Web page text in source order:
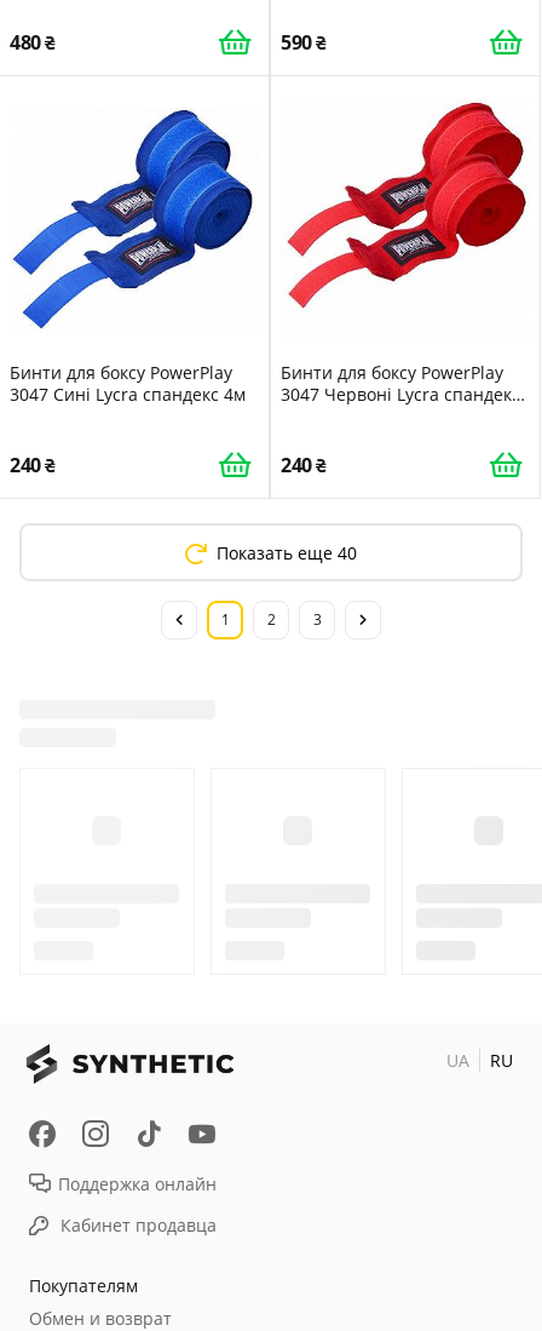
480 590
Бинти для боксу PowerPlay
3047 Сині Lycra спандекс 4м
240
Бинти для боксу PowerPlay
3047 Червоні Lycra спандекс
240
Показать еще 40
1 2 3
Покупателям
Обмен и возврат
Поддержка онлайн
Кабинет продавца
UA RU